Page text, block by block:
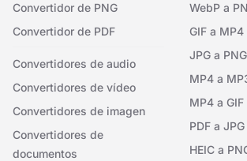
Convertidor de PNG
Convertidor de PDF
Convertidores de audio
Convertidores de vídeo
Convertidores de imagen
Convertidores de
documentos
WebP a
GIF a MP4
JPG a PNG
MP4 a
MP4 a GIF
PDF a JPG
HEIC a